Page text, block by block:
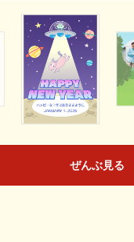
ぜんぶ見る